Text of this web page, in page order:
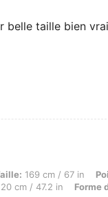
belle taille bien
cm / 67 in, Poids: 90 kg
169 cm / 67 in
cm / 47.2 in Forme